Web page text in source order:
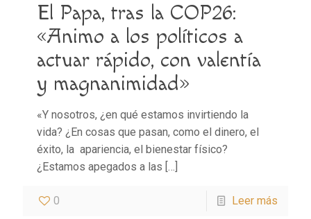
El Papa, tras la COP26:
«Animo a los políticos a
actuar rápido, con valentía
y magnanimidad»
«Y nosotros, ¿en qué estamos invirtiendo la
vida? ¿En cosas que pasan, como el dinero, el
éxito, la apariencia, el bienestar físico?
¿Estamos apegados a las […]
0 Leer más